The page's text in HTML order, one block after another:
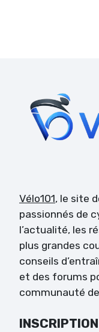
Vélo101, le site
passionnés de
l’actualité, les
plus grandes
conseils
et des forums
communauté